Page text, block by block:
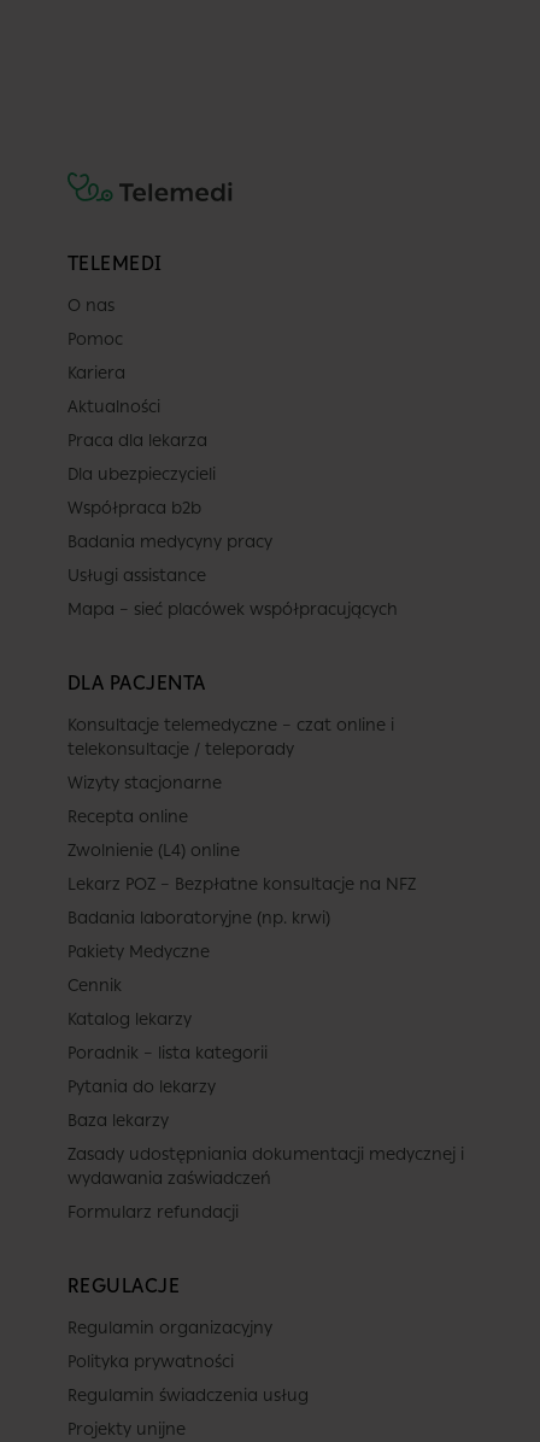
TELEMEDI
O nas
Pomoc
Kariera
Aktualności
Praca dla lekarza
Dla ubezpieczycieli
Współpraca b2b
Badania medycyny pracy
Usługi assistance
Mapa – sieć placówek współpracujących
DLA PACJENTA
Konsultacje telemedyczne – czat online i
telekonsultacje / teleporady
Wizyty stacjonarne
Recepta online
Zwolnienie (L4) online
Lekarz POZ – Bezpłatne konsultacje na NFZ
Badania laboratoryjne (np. krwi)
Pakiety Medyczne
Cennik
Katalog lekarzy
Poradnik – lista kategorii
Pytania do lekarzy
Baza lekarzy
Zasady udostępniania dokumentacji medycznej i
wydawania zaświadczeń
Formularz refundacji
REGULACJE
Regulamin organizacyjny
Polityka prywatności
Regulamin świadczenia usług
Projekty unijne